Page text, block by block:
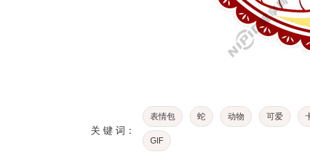
关 键 词：
表情包 蛇 动物 可爱
GIF